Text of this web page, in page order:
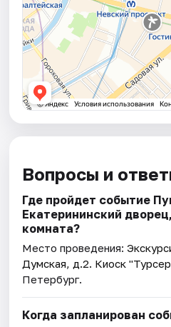
Вопросы и
Где пройдет событие
Екатерининский
комната?
Место проведения:
Думская, д.2. Киоск
Петербург.
Когда запланирован